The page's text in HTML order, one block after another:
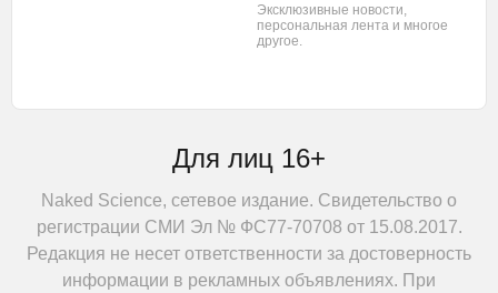
Для лиц 16+
Naked Science, сетевое издание. Свидетельство о
регистрации СМИ Эл № ФС77-70708 от 15.08.2017.
Редакция не несет ответственности за достоверность
информации в рекламных объявлениях. При
Эксклюзивные новости,
персональная лента и многое
другое.